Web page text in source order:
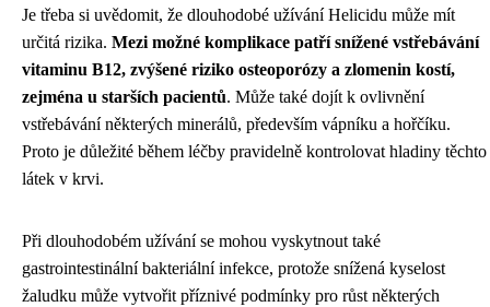
Je třeba si uvědomit, že dlouhodobé užívání Helicidu může mít
určitá rizika. Mezi možné komplikace patří snížené vstřebávání
vitaminu B12, zvýšené riziko osteoporózy a zlomenin kostí,
zejména u starších pacientů. Může také dojít k ovlivnění
vstřebávání některých minerálů, především vápníku a hořčíku.
Proto je důležité během léčby pravidelně kontrolovat hladiny těchto
látek v krvi.
Při dlouhodobém užívání se mohou vyskytnout také
gastrointestinální bakteriální infekce, protože snížená kyselost
žaludku může vytvořit příznivé podmínky pro růst některých